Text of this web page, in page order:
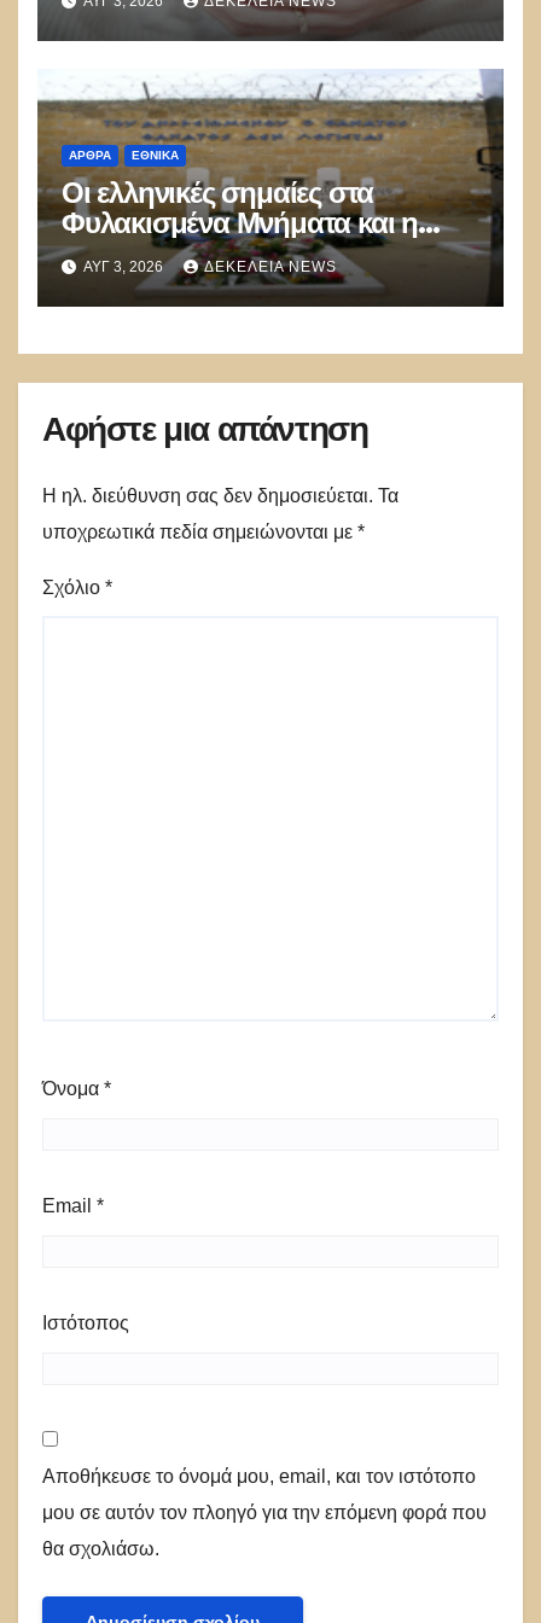
Ποια ξεχωρίζουν
ΑΡΘΡΑ ΕΘΝΙΚΑ
Οι ελληνικές σημαίες στα
Φυλακισμένα Μνήματα και η
λήθη των δικών μας παιδιών
ΑΥΓ 3, 2026 ΔΕΚΈΛΕΙΑ NEWS
Αφήστε μια απάντηση
Η ηλ. διεύθυνση σας δεν δημοσιεύεται. Τα
υποχρεωτικά πεδία σημειώνονται με *
Σχόλιο *
Όνομα *
Email *
Ιστότοπος
Αποθήκευσε το όνομά μου, email, και τον ιστότοπο
μου σε αυτόν τον πλοηγό για την επόμενη φορά που
θα σχολιάσω.